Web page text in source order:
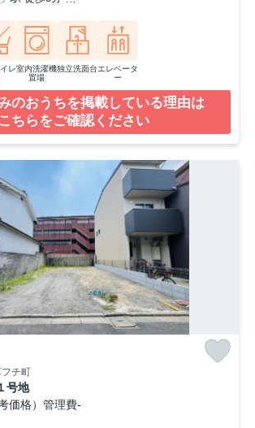
レ室内洗濯機
置場
独立洗面台エレベータ
ー
のおうちを掲載している理由は
こちらをご確認ください
チ町
号地
価格） 管理費-